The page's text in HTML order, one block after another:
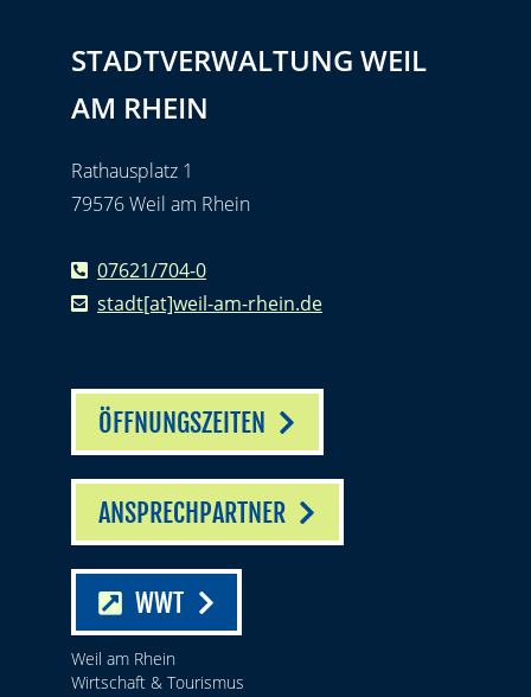
STADTVERWALTUNG WEIL
AM RHEIN
Rathausplatz 1
79576 Weil am Rhein
07621/704-0
stadt[at]weil-am-rhein.de
ÖFFNUNGSZEITEN
ANSPRECHPARTNER
WWT
Weil am Rhein
Wirtschaft & Tourismus